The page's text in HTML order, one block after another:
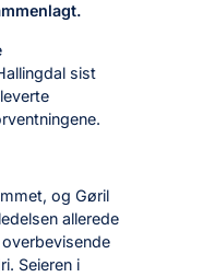
sist
og Gøril
allerede
Seieren i